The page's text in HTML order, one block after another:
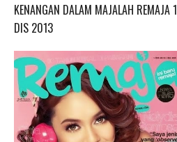
KENANGAN DALAM MAJALAH REMAJA 1
DIS 2013